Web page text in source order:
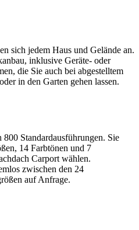
sich jedem Haus und Gelände an.
inklusive Geräte- oder
die Sie auch bei abgestelltem
in den Garten gehen lassen.
Standardausführungen. Sie
14 Farbtönen und 7
Carport wählen.
zwischen den 24
auf Anfrage.